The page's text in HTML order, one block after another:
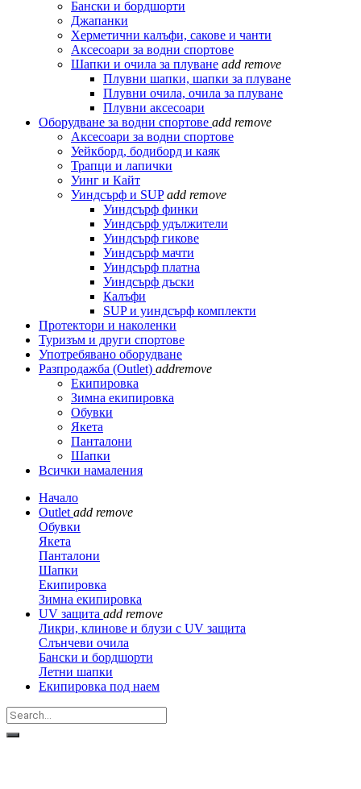
Бански и бордшорти
Джапанки
Херметични калъфи, сакове и чанти
Аксесоари за водни спортове
Шапки и очила за плуване add remove
Плувни шапки, шапки за плуване
Плувни очила, очила за плуване
Плувни аксесоари
Оборудване за водни спортове add remove
Аксесоари за водни спортове
Уейкборд, бодиборд и каяк
Трапци и лапички
Уинг и Кайт
Уиндсърф и SUP add remove
Уиндсърф финки
Уиндсърф удължители
Уиндсърф гикове
Уиндсърф мачти
Уиндсърф платна
Уиндсърф дъски
Калъфи
SUP и уиндсърф комплекти
Протектори и наколенки
Туризъм и други спортове
Употребявано оборудване
Разпродажба (Outlet) addremove
Екипировка
Зимна екипировка
Обувки
Якета
Панталони
Шапки
Всички намаления
Начало
Outlet add remove
Обувки
Якета
Панталони
Шапки
Екипировка
Зимна екипировка
UV защита add remove
Ликри, клинове и блузи с UV защита
Слънчеви очила
Бански и бордшорти
Летни шапки
Екипировка под наем